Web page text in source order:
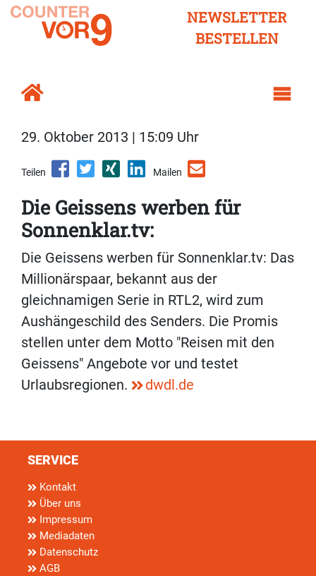
NEWSLETTER
BESTELLEN
29. Oktober 2013 | 15:09 Uhr
Teilen Mailen
Die Geissens werben für
Sonnenklar.tv:
Die Geissens werben für Sonnenklar.tv: Das
Millionärspaar, bekannt aus der
gleichnamigen Serie in RTL2, wird zum
Aushängeschild des Senders. Die Promis
stellen unter dem Motto "Reisen mit den
Geissens" Angebote vor und testet
Urlaubsregionen.
dwdl.de
SERVICE
Kontakt
Über uns
Impressum
Mediadaten
Datenschutz
AGB